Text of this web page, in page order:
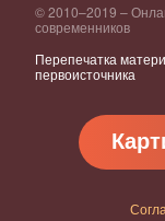
© 2010–2019 –
современников
Перепечатка
первоисточника